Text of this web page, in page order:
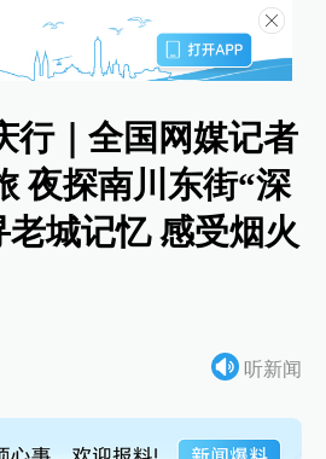
行｜全国网媒记者
夜探南川东街“深
城记忆 感受烟火
听新闻